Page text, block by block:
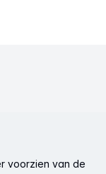
voorzien van de